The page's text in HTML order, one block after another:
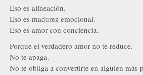
Eso es alineación.
Eso es madurez emocional.
Eso es amor con conciencia.
Porque el verdadero amor no te reduce.
No te apaga.
No te obliga a convertirte en alguien más